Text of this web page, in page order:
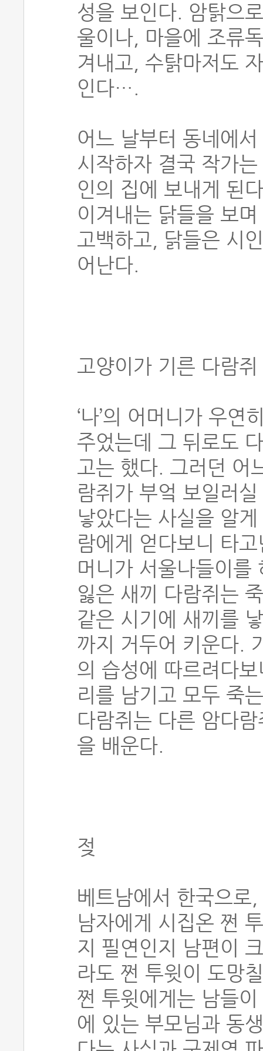
성을 보인다. 암탉으
울이나, 마을에 조류
겨내고, 수탉마저도
인다….
어느 날부터 동네에
시작하자 결국 작가
인의 집에 보내게 된
이겨내는 닭들을 보
고백하고, 닭들은 시
어난다.
고양이가 기른 다람쥐
‘나’의 어머니가 우
주었는데 그 뒤로도
고는 했다. 그러던 어
람쥐가 부엌 보일러
낳았다는 사실을 알
람에게 얻다보니 타
머니가 서울나들이를
잃은 새끼 다람쥐는
같은 시기에 새끼를
까지 거두어 키운다.
의 습성에 따르려다
리를 남기고 모두 죽
다람쥐는 다른 암다
을 배운다.
젖
베트남에서 한국으로
남자에게 시집온 쩐
지 필연인지 남편이
라도 쩐 투윗이 도망
쩐 투윗에게는 남들
에 있는 부모님과 동